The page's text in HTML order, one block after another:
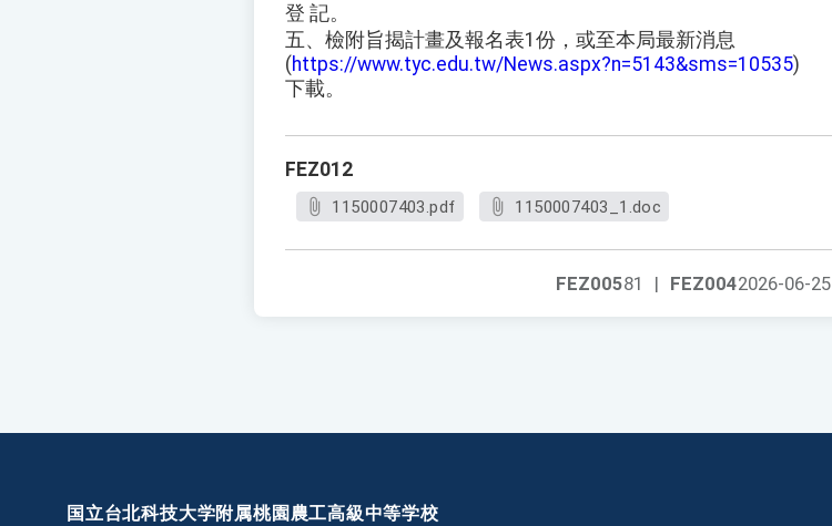
登 記。
五、檢附旨揭計畫及報名表1份，或至本局最新消息
(https://www.tyc.edu.tw/News.aspx?n=5143&sms=10535)
下載。
FEZ012
1150007403.pdf 1150007403_1.doc
FEZ0042026-06-25
FEZ00581 |
国立台北科技大学附属桃園農工高級中等学校